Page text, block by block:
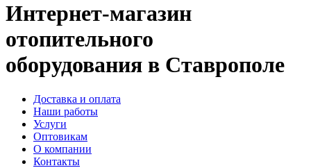
Интернет-магазин
отопительного
оборудования в Ставрополе
Доставка и оплата
Наши работы
Услуги
Оптовикам
О компании
Контакты